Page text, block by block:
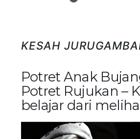
KESAH
Potret Anak
Potret Rujukan –
belajar dari